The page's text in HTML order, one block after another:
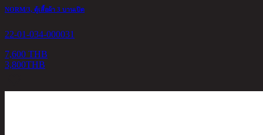
NORM/3, ตู้เสื้อผ้า 3 บานเปิด
22-01-034-000031
7,600 THB
3,800THB